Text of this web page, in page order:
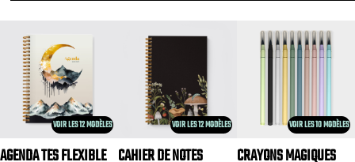
VOIR LES 12 MODÈLES
AGENDA TES FLEXIBLE
VOIR LES 12 MODÈLES
CAHIER DE NOTES
VOIR LES 10 MODÈLES
CRAYONS MAGIQUES